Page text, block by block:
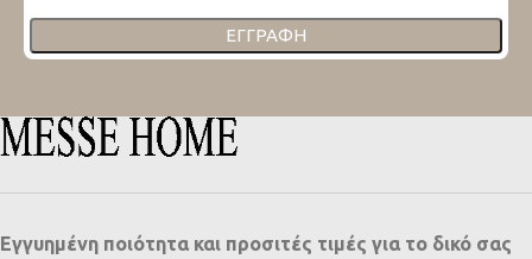
ΕΓΓΡΑΦΉ
Εγγυημένη ποιότητα και προσιτές τιμές για το δικό σας